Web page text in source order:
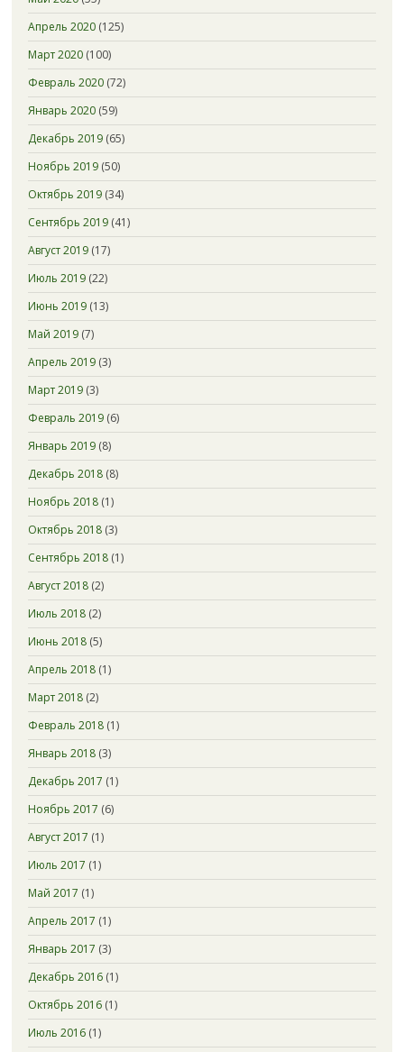
Апрель 2020(125)
Март 2020(100)
Февраль 2020(72)
Январь 2020(59)
Декабрь 2019(65)
Ноябрь 2019(50)
Октябрь 2019(34)
Сентябрь 2019(41)
Август 2019(17)
Июль 2019(22)
Июнь 2019(13)
Май 2019(7)
Апрель 2019(3)
Март 2019(3)
Февраль 2019(6)
Январь 2019(8)
Декабрь 2018(8)
Ноябрь 2018(1)
Октябрь 2018(3)
Сентябрь 2018(1)
Август 2018(2)
Июль 2018(2)
Июнь 2018(5)
Апрель 2018(1)
Март 2018(2)
Февраль 2018(1)
Январь 2018(3)
Декабрь 2017 (1)
Ноябрь 2017 (6)
Август 2017 (1)
Июль 2017 (1)
Май 2017 (1)
Апрель 2017 (1)
Январь 2017 (3)
Декабрь 2016(1)
Октябрь 2016(1)
Июль 2016(1)